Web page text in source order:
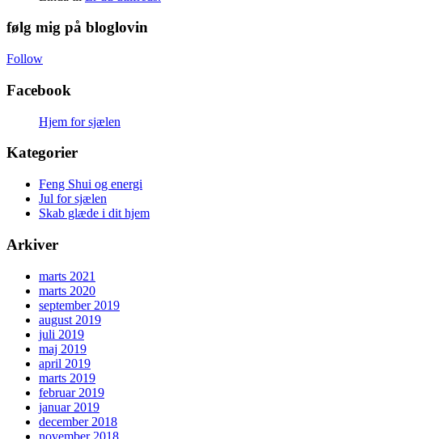
følg mig på bloglovin
Follow
Facebook
Hjem for sjælen
Kategorier
Feng Shui og energi
Jul for sjælen
Skab glæde i dit hjem
Arkiver
marts 2021
marts 2020
september 2019
august 2019
juli 2019
maj 2019
april 2019
marts 2019
februar 2019
januar 2019
december 2018
november 2018